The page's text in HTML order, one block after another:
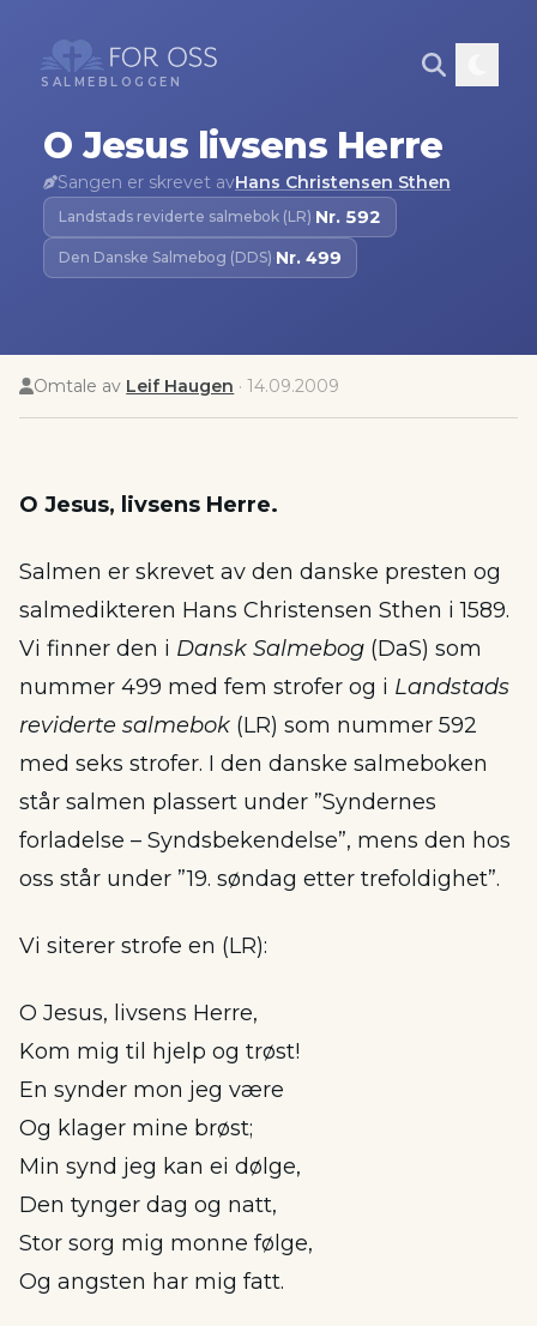
SALMEBLOGGEN
O Jesus livsens Herre
Sangen er skrevet avHans Christensen Sthen
Landstads reviderte salmebok (LR)·Nr. 592
Den Danske Salmebog (DDS)·Nr. 499
Omtale av Leif Haugen ·14.09.2009
O Jesus, livsens Herre.
Salmen er skrevet av den danske presten og
salmedikteren Hans Christensen Sthen i 1589.
Vi finner den i Dansk Salmebog (DaS) som
nummer 499 med fem strofer og i Landstads
reviderte salmebok (LR) som nummer 592
med seks strofer. I den danske salmeboken
står salmen plassert under ”Syndernes
forladelse – Syndsbekendelse”, mens den hos
oss står under ”19. søndag etter trefoldighet”.
Vi siterer strofe en (LR):
O Jesus, livsens Herre,
Kom mig til hjelp og trøst!
En synder mon jeg være
Og klager mine brøst;
Min synd jeg kan ei dølge,
Den tynger dag og natt,
Stor sorg mig monne følge,
Og angsten har mig fatt.